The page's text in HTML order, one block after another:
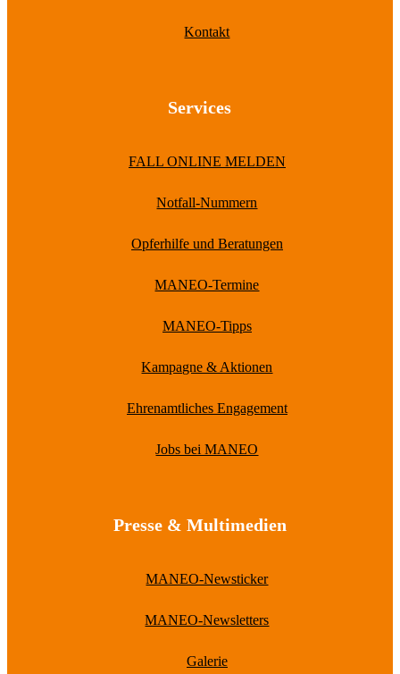
Kontakt
Services
FALL ONLINE MELDEN
Notfall-Nummern
Opferhilfe und Beratungen
MANEO-Termine
MANEO-Tipps
Kampagne & Aktionen
Ehrenamtliches Engagement
Jobs bei MANEO
Presse & Multimedien
MANEO-Newsticker
MANEO-Newsletters
Galerie